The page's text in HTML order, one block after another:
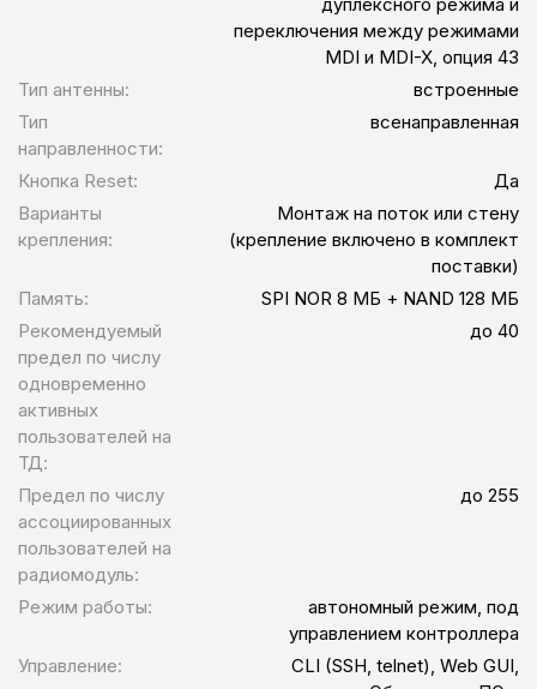
дуплексного режима и
переключения между режимами
MDI и MDI-X, опция 43
Тип антенны:
встроенные
Тип
направленности:
всенаправленная
Кнопка Reset:
Да
Варианты
крепления:
Монтаж на поток или стену
(крепление включено в комплект
поставки)
Память:
SPI NOR 8 МБ + NAND 128 МБ
Рекомендуемый
предел по числу
одновременно
активных
пользователей на
ТД:
до 40
Предел по числу
ассоциированных
пользователей на
радиомодуль:
до 255
Режим работы:
автономный режим, под
управлением контроллера
Управление:
CLI (SSH, telnet), Web GUI,